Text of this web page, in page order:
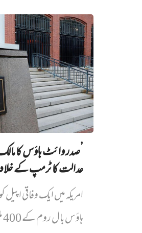
’صدر وائٹ ہاؤس کا
عدالت کا ٹرمپ کے
امریکہ میں ایک وفاقی
ہاؤس بال روم کے 400 ملین ڈالر کے منصوبے کو روک دیا...